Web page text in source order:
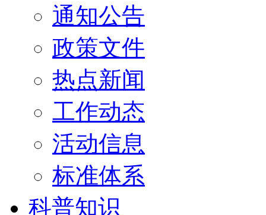
通知公告
政策文件
热点新闻
工作动态
活动信息
标准体系
科普知识